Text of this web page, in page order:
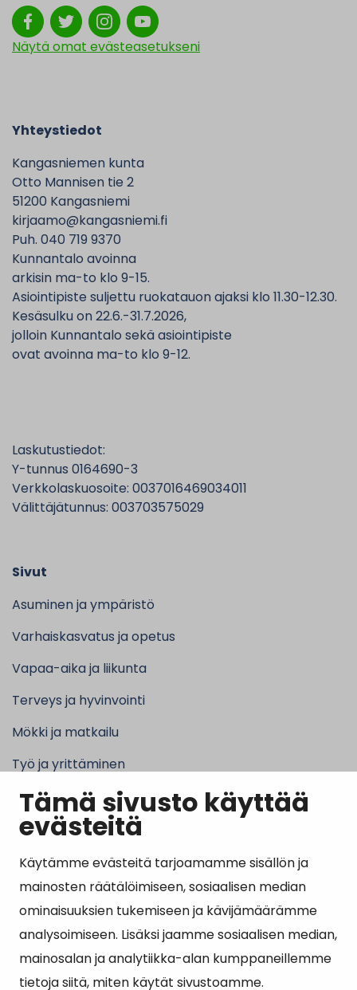
Tämä sivusto käyttää
evästeitä
Käytämme evästeitä tarjoamamme sisällön ja
mainosten räätälöimiseen, sosiaalisen median
ominaisuuksien tukemiseen ja kävijämäärämme
analysoimiseen. Lisäksi jaamme sosiaalisen median,
mainosalan ja analytiikka-alan kumppaneillemme
tietoja siitä, miten käytät sivustoamme.
Näytä omat evästeasetukseni
Yhteystiedot
Kangasniemen kunta
Otto Mannisen tie 2
51200 Kangasniemi
kirjaamo@kangasniemi.fi
Puh. 040 719 9370
Kunnantalo avoinna
arkisin ma-to klo 9-15.
Asiointipiste suljettu ruokatauon ajaksi klo 11.30-12.30.
Kesäsulku on 22.6.-31.7.2026,
jolloin Kunnantalo sekä asiointipiste
ovat avoinna ma-to klo 9-12.
Laskutustiedot:
Y-tunnus 0164690-3
Verkkolaskuosoite: 0037016469034011
Välittäjätunnus: 003703575029
Sivut
Asuminen ja ympäristö
Varhaiskasvatus ja opetus
Vapaa-aika ja liikunta
Terveys ja hyvinvointi
Mökki ja matkailu
Työ ja yrittäminen
Kunta ja hallinto
Suosituimmat sivut
Esityslistat, pöytäkirjat, viranhaltijapäätökset ja
kuulutukset
Tietoa ja ohjeistusta koronavirukseen liittyen